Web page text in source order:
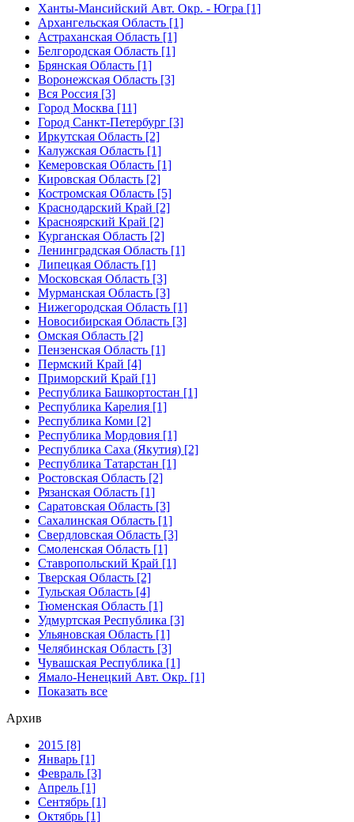
Ханты-Мансийский Авт. Окр. - Югра [1]
Архангельская Область [1]
Астраханская Область [1]
Белгородская Область [1]
Брянская Область [1]
Воронежская Область [3]
Вся Россия [3]
Город Москва [11]
Город Санкт-Петербург [3]
Иркутская Область [2]
Калужская Область [1]
Кемеровская Область [1]
Кировская Область [2]
Костромская Область [5]
Краснодарский Край [2]
Красноярский Край [2]
Курганская Область [2]
Ленинградская Область [1]
Липецкая Область [1]
Московская Область [3]
Мурманская Область [3]
Нижегородская Область [1]
Новосибирская Область [3]
Омская Область [2]
Пензенская Область [1]
Пермский Край [4]
Приморский Край [1]
Республика Башкортостан [1]
Республика Карелия [1]
Республика Коми [2]
Республика Мордовия [1]
Республика Саха (Якутия) [2]
Республика Татарстан [1]
Ростовская Область [2]
Рязанская Область [1]
Саратовская Область [3]
Сахалинская Область [1]
Свердловская Область [3]
Смоленская Область [1]
Ставропольский Край [1]
Тверская Область [2]
Тульская Область [4]
Тюменская Область [1]
Удмуртская Республика [3]
Ульяновская Область [1]
Челябинская Область [3]
Чувашская Республика [1]
Ямало-Ненецкий Авт. Окр. [1]
Показать все
Архив
2015 [8]
Январь [1]
Февраль [3]
Апрель [1]
Сентябрь [1]
Октябрь [1]